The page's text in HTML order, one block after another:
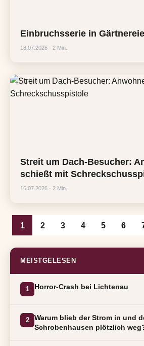
Einbruchsserie in
18.07.2026 · 2 Min.
Streit um Dach-Besucher:
schießt mit
16.07.2026 · 2 Min.
1 2 3 4 5 6
MEISTGELESEN
1 Horror-Crash bei Lichtenau
2
Warum blieb der Strom in und
Schrobenhausen plötzlich